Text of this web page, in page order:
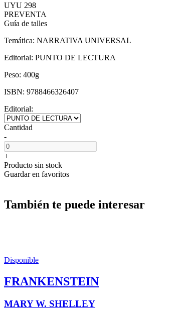
UYU 298
PREVENTA
Guía de talles
Temática: NARRATIVA UNIVERSAL
Editorial: PUNTO DE LECTURA
Peso: 400g
ISBN: 9788466326407
Editorial:
Cantidad
-
+
Producto sin stock
Guardar en favoritos
También te puede interesar
Disponible
FRANKENSTEIN
MARY W. SHELLEY